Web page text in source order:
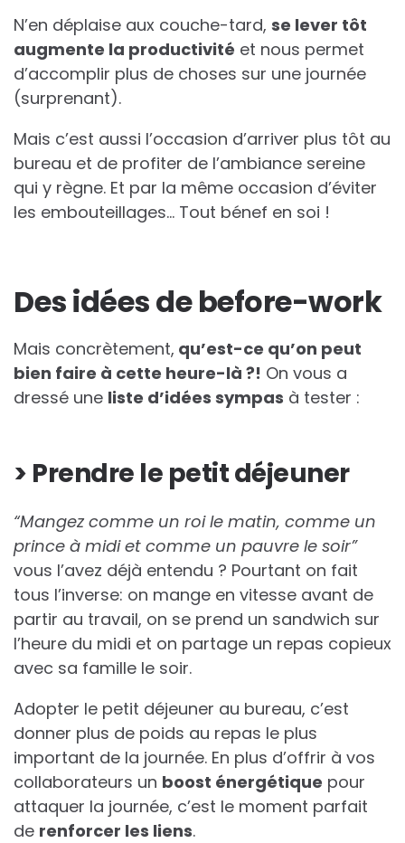
N’en déplaise aux couche-tard, se lever tôt
augmente la productivité et nous permet
d’accomplir plus de choses sur une journée
(surprenant).
Mais c’est aussi l’occasion d’arriver plus tôt au
bureau et de profiter de l’ambiance sereine
qui y règne. Et par la même occasion d’éviter
les embouteillages… Tout bénef en soi !
Des idées de before-work
Mais concrètement, qu’est-ce qu’on peut
bien faire à cette heure-là ?! On vous a
dressé une liste d’idées sympas à tester :
> Prendre le petit déjeuner
“Mangez comme un roi le matin, comme un
prince à midi et comme un pauvre le soir”
vous l’avez déjà entendu ? Pourtant on fait
tous l’inverse: on mange en vitesse avant de
partir au travail, on se prend un sandwich sur
l’heure du midi et on partage un repas copieux
avec sa famille le soir.
Adopter le petit déjeuner au bureau, c’est
donner plus de poids au repas le plus
important de la journée. En plus d’offrir à vos
collaborateurs un boost énergétique pour
attaquer la journée, c’est le moment parfait
de renforcer les liens.